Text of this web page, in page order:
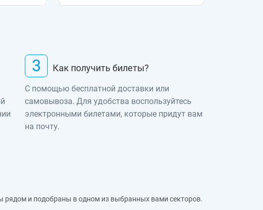
3 Как получить билеты?
С помощью бесплатной доставки или
самовывоза. Для удобства воспользуйтесь
электронными билетами, которые придут вам
на почту.
рядом и подобраны в одном из выбранных вами секторов.